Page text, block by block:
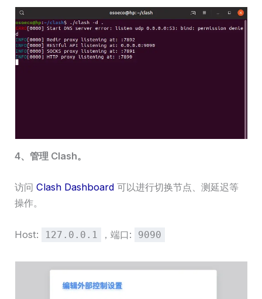
4、管理 Clash。
访问Clash Dashboard 可以进行切换节点、测延迟等
操作。
Host: 127.0.0.1 ，端口: 9090